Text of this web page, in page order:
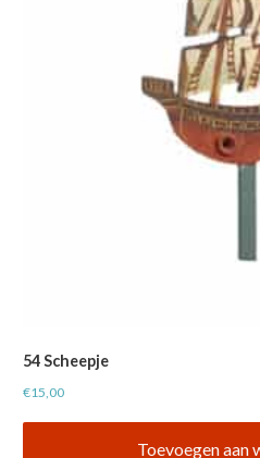
54 Scheepje
€15,00
Toevoegen aan